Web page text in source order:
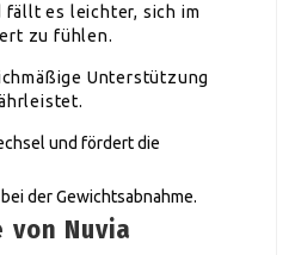
fällt es leichter, sich im
zu fühlen.
Unterstützung
und fördert die
der Gewichtsabnahme.
von Nuvia